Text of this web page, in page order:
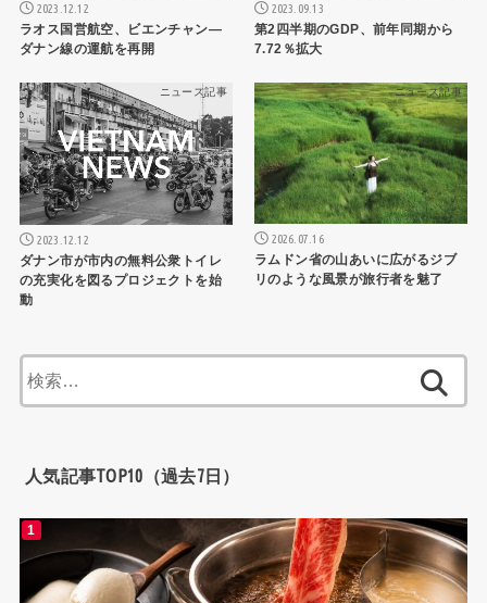
2023.12.12
ラオス国営航空、ビエンチャン―
ダナン線の運航を再開
2023.09.13
第2四半期のGDP、前年同期から
7.72％拡大
ニュース記事
2023.12.12
ダナン市が市内の無料公衆トイレ
の充実化を図るプロジェクトを始
動
ニュース記事
2026.07.16
ラムドン省の山あいに広がるジブ
リのような風景が旅行者を魅了
索:
人気記事TOP10（過去7日）